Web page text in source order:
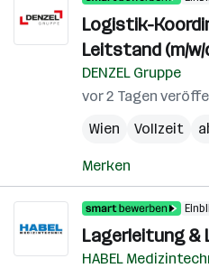
Logistik-
Leitstand (m/w/
DENZEL Gruppe
vor 2 Tagen
Wien
Vollzeit
Merken
Lagerleitung &
HABEL